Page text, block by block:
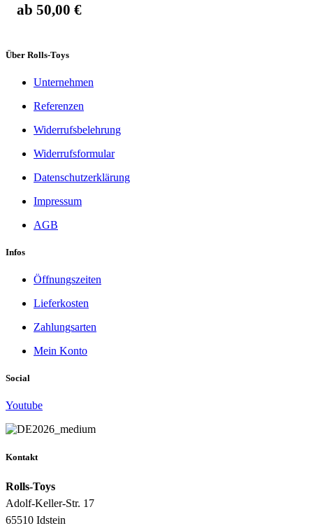
ab 50,00 €
Über Rolls-Toys
Unternehmen
Referenzen
Widerrufsbelehrung
Widerrufsformular
Datenschutzerklärung
Impressum
AGB
Infos
Öffnungszeiten
Lieferkosten
Zahlungsarten
Mein Konto
Social
Youtube
Kontakt
Rolls-Toys
Adolf-Keller-Str. 17
65510 Idstein